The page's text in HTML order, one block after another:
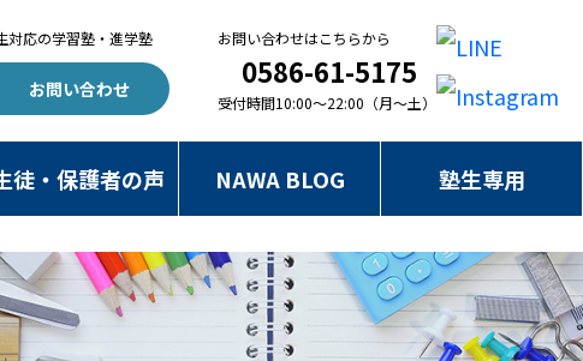
対応の学習塾・進学塾
お問い合わせ
お問い合わせはこちらから
0586-61-5175
受付時間10:00～22:00（月～土）
徒・保護者の声 NAWA BLOG 塾生専用